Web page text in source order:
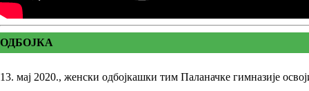
ОДБОЈКА
13. мај 2020., женски одбојкашки тим Паланачке гимназије